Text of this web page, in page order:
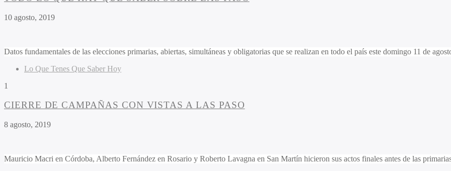
10 agosto, 2019
Datos fundamentales de las elecciones primarias, abiertas, simultáneas y obligatorias que se realizan en todo el país este domingo 11 de
Lo Que Tenes Que Saber Hoy
1
CIERRE DE CAMPAÑAS CON VISTAS A LAS PASO
8 agosto, 2019
Mauricio Macri en Córdoba, Alberto Fernández en Rosario y Roberto Lavagna en San Martín hicieron sus actos finales antes de las